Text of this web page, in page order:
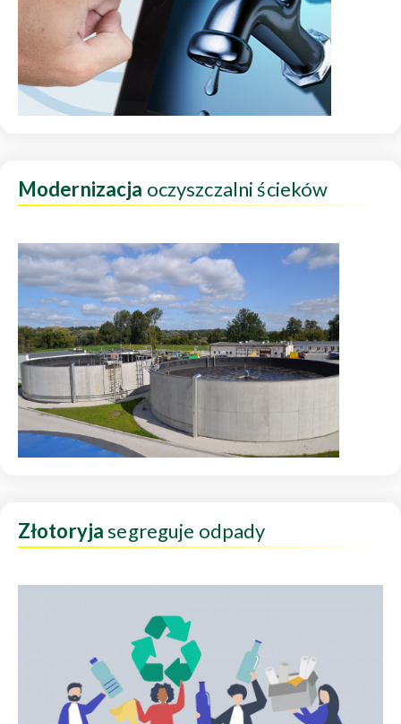
Modernizacja oczyszczalni ścieków
Złotoryjasegreguje odpady